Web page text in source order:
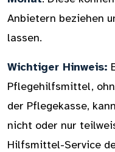
Anbietern beziehen
lassen.
Wichtiger Hinweis:
Pflegehilfsmittel,
der Pflegekasse,
nicht oder nur
Hilfsmittel-Service